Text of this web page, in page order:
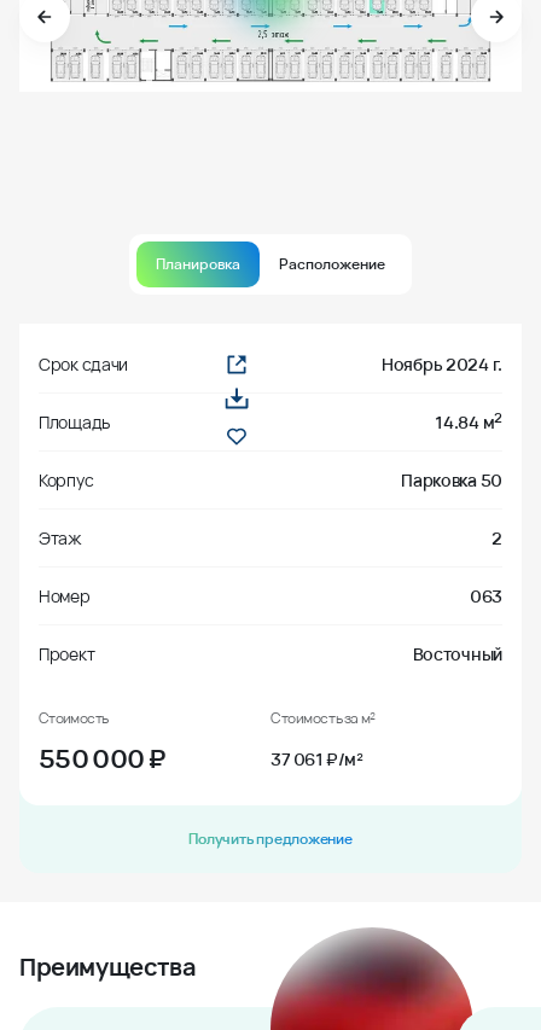
Планировка Расположение
Срок сдачи Ноябрь 2024 г.
Площадь 14.84 м2
Корпус Парковка 50
Этаж 2
Номер 063
Проект Восточный
Стоимость
550 000₽
Стоимость за м²
37 061 ₽/м²
Получить предложение
Преимущества